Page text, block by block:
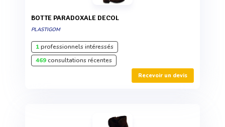
BOTTE PARADOXALE DECOL
PLASTIGOM
1professionnels intéressés
469consultations récentes
Recevoir un devis